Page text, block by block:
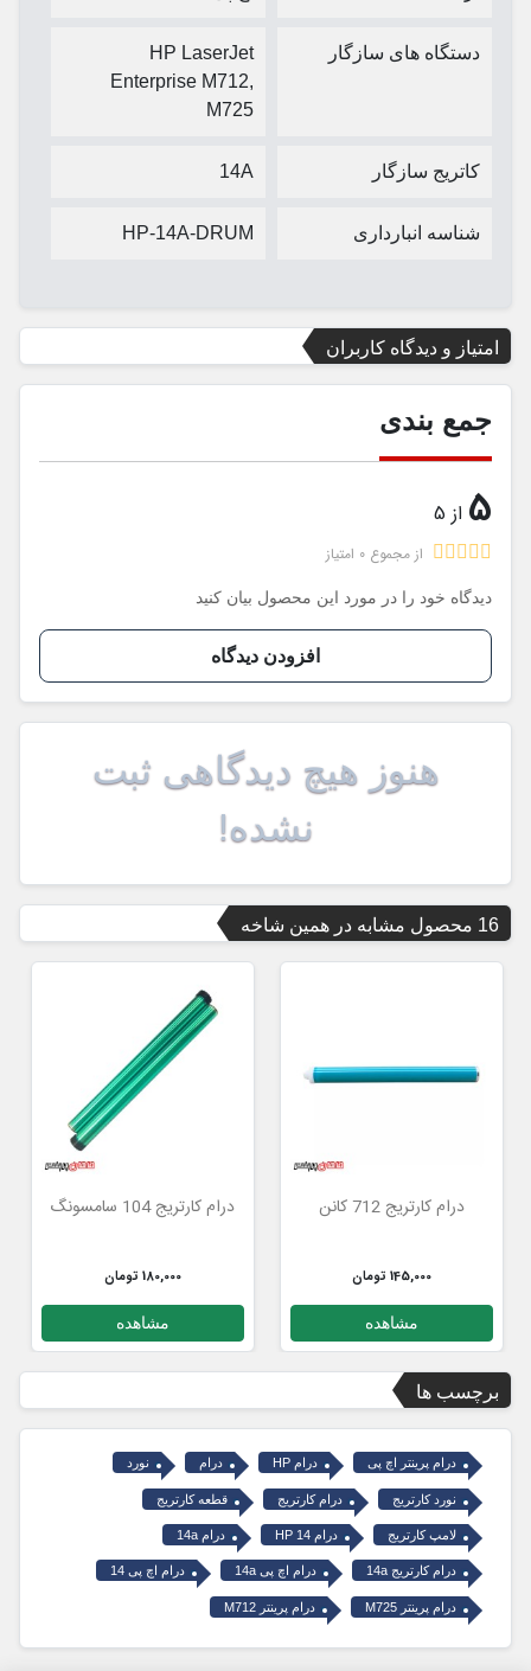
دستگاه های سازگار
HP LaserJet
Enterprise M712,
M725
کاتریج سازگار 14A
شناسه انبارداری HP-14A-DRUM
امتیاز و دیدگاه کاربران
جمع بندی
5 از 5
از مجموع 0 امتیاز
دیدگاه خود را در مورد این محصول بیان کنید
افزودن دیدگاه
هنوز هیچ دیدگاهی ثبت
نشده!
16 محصول مشابه در همین شاخه
درام کارتریج 712 کانن
145,000 تومان
مشاهده
درام کارتریج 104 سامسونگ
180,000 تومان
مشاهده
برچسب ها
درام پرینتر اچ پی درام HP درام نورد
نورد کارتریج درام کارتریج قطعه کارتریج
لامپ کارتریج درام 14 HP درام 14a
درام کارتریج 14a درام اچ پی 14a درام اچ پی 14
درام پرینتر M725 درام پرینتر M712